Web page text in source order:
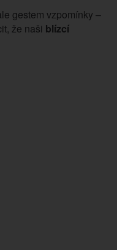
gestem vzpomínky –
že naši blízcí